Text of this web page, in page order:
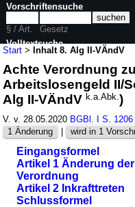
Start >Inhalt 8. Alg II-VÄndV
Achte Verordnung
Arbeitslosengeld II/
Alg II-VÄndVk.a.Abk.)
V. v. 28.05.2020 BGBl. I S. 1206
1 Änderung
| wird in 1
Eingangsformel
Artikel 1 Änderung
Verordnung
Artikel 2 Inkrafttreten
Schlussformel
Vorschriftensuche
§ / Art.
Gesetz
Volltextsuche
nur in 8. Alg II-VÄndV